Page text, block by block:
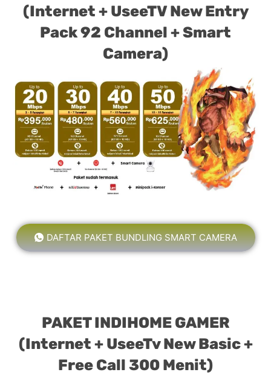
(Internet + UseeTV New Entry
Pack 92 Channel + Smart
Camera)
DAFTAR PAKET BUNDLING SMART CAMERA
PAKET INDIHOME GAMER
(Internet + UseeTv New Basic +
Free Call 300 Menit)